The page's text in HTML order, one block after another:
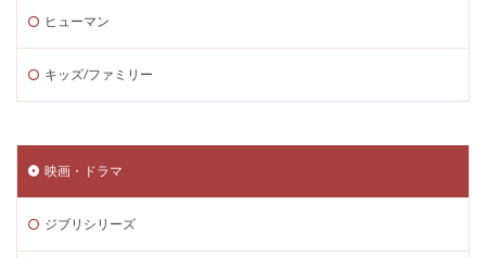
ヒューマン
キッズ/ファミリー
映画・ドラマ
ジブリシリーズ